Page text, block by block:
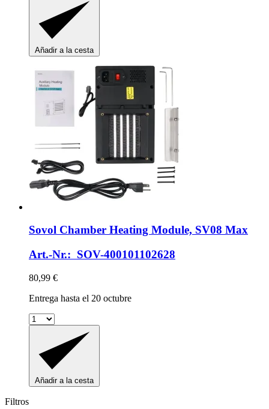
Añadir a la cesta
Sovol Chamber Heating Module, SV08 Max
Art.-Nr.: SOV-400101102628
80,99 €
Entrega hasta el 20 octubre
Añadir a la cesta
Filtros